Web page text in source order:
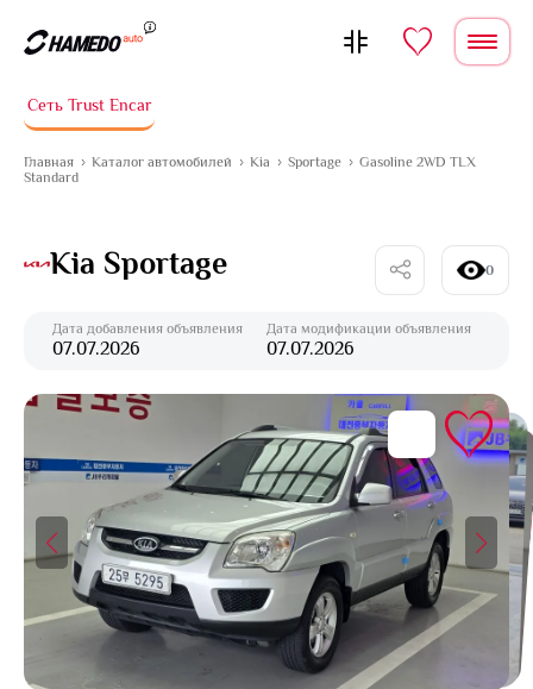
Сеть Trust Encar
Главная Каталог автомобилей Kia Sportage
Gasoline 2WD TLX
Standard
Kia Sportage 0
Дата добавления объявления
07.07.2026
Дата модификации объявления
07.07.2026